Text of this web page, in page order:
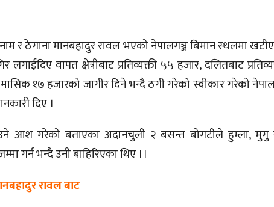
र ठेगाना मानबहादुर रावल भएको नेपालगञ्ज बिमान स्थलमा
वापत क्षेत्रीबाट प्रतिव्यक्ती ५५ हजार, दलितबाट
१७ हजारको जागीर दिने भन्दै ठगी गरेको स्वीकार गरेको
दिए ।
आश गरेको बताएका अदानचुली २ बसन्त बोगटीले हुम्ला, मुगु
गर्न भन्दै उनी बाहिरिएका थिए ।।
रावल बाट